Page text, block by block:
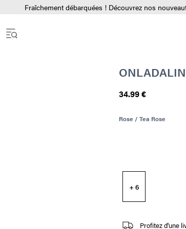
Fraîchement débarquées ! Découvrez nos
34.99 €
Rose / Tea Rose
+ 6
Profitez d'une